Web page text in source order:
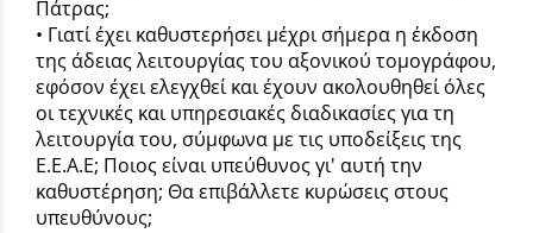
Πάτρας;
• Γιατί έχει καθυστερήσει μέχρι σήμερα η έκδοση
της άδειας λειτουργίας του αξονικού τομογράφου,
εφόσον έχει ελεγχθεί και έχουν ακολουθηθεί όλες
οι τεχνικές και υπηρεσιακές διαδικασίες για τη
λειτουργία του, σύμφωνα με τις υποδείξεις της
Ε.Ε.Α.Ε; Ποιος είναι υπεύθυνος γι' αυτή την
καθυστέρηση; Θα επιβάλλετε κυρώσεις στους
υπευθύνους;